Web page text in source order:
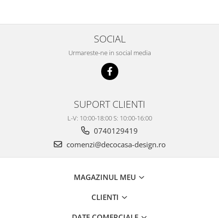
SOCIAL
Urmareste-ne in social media
SUPORT CLIENTI
L-V: 10:00-18:00 S: 10:00-16:00
0740129419
comenzi@decocasa-design.ro
MAGAZINUL MEU
CLIENTI